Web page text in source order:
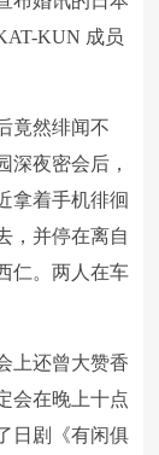
KUN 成员
竟然绯闻不
深夜密会后，
拿着手机徘徊
，并停在离自
仁。两人在车
上还曾大赞香
会在晚上十点
日剧《有闲俱